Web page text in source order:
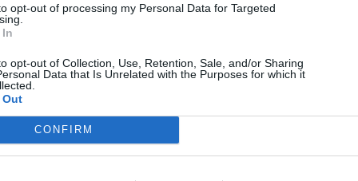
opt-out of processing my Personal Data for Targeted
opt-out of Collection, Use, Retention, Sale, and/or Sharing
Data that Is Unrelated with the Purposes for which it
CONFIRM